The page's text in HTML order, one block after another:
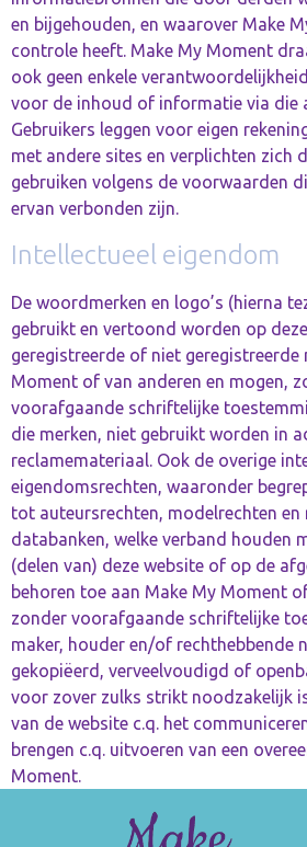
en bijgehouden, en waarover Make
controle heeft. Make My Moment
ook geen enkele
voor de inhoud of informatie via die
Gebruikers leggen voor eigen
met andere sites en verplichten zich
gebruiken volgens de voorwaarden
ervan verbonden zijn.
Intellectueel eigendom
De woordmerken en logo’s (hierna
gebruikt en vertoond worden op
geregistreerde of niet geregistreerde
Moment of van anderen en mogen,
voorafgaande schriftelijke
die merken, niet gebruikt worden in
reclamemateriaal. Ook de overige
eigendomsrechten, waaronder
tot auteursrechten, modelrechten en
databanken, welke verband houden
(delen van) deze website of op de
behoren toe aan Make My Moment
zonder voorafgaande schriftelijke
maker, houder en/of rechthebbende
gekopiëerd, verveelvoudigd of
voor zover zulks strikt noodzakelijk
van de website c.q. het
brengen c.q. uitvoeren van een
Moment.